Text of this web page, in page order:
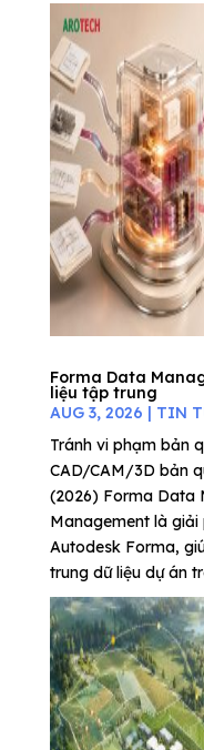
Forma Data
liệu tập trung
AUG 3, 2026 | TIN
Tránh vi phạm bản
CAD/CAM/3D bản
(2026) Forma Data
Management là giải
Autodesk Forma,
trung dữ liệu dự án